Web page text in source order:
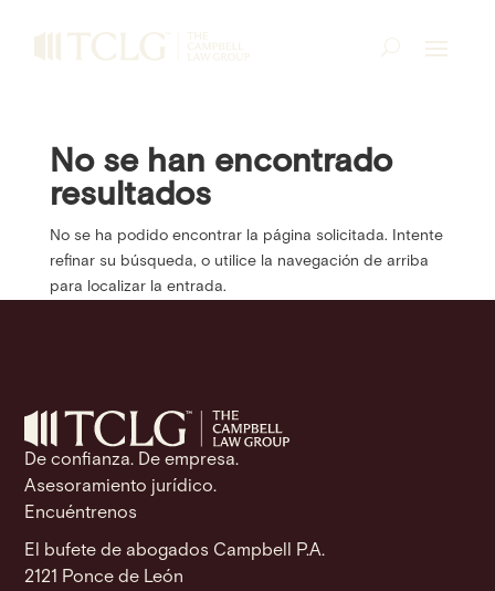
No se han encontrado
resultados
No se ha podido encontrar la página solicitada. Intente
refinar su búsqueda, o utilice la navegación de arriba
para localizar la entrada.
De confianza. De empresa.
Asesoramiento jurídico.
Encuéntrenos
El bufete de abogados Campbell P.A.
2121 Ponce de León